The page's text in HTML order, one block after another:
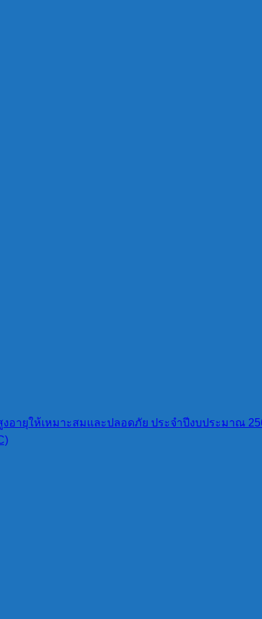
ายุให้เหมาะสมและปลอดภัย ประจำปีงบประมาณ
ระทรวงมหาดไทย เรื่อง การจัดตั้งองค์การบริหาร
ม ๒๕๓๙) และได้ยกฐานะจากองค์การบริหารส่วน
ผสมกับคนเผ่าไทยใหญ่ (ไต) และคนไทยภาคกลา
อจุดพักแรมของผู้คนที่เดินทาง จากอำเภอปายไปยัง
และหาของป่าและได้พบว่าพื้นที่บริเวณนี้ มีภูมิประ
นทร์,นายหวานตี๊,นายินตา และนายจองจาย กลุ่ม
สัตว์
ซึ่งอยู่ทางทิศตะวันตกเฉียงใต้ของบ้านสบป่อง ห่า
”
บด้วยครอบครัวายติ๊บ นวนคำ, นายหลู่ คำฟู, นายจ
วณ “ปากไม้แดง”
ที่อาศัยอยู่บริเวณใกล้เคียง อาทิ บ้านเมืองแพม(เผ่
ซึ่งใกล้ที่สุด การเดินทางสัญจรในช่วงนั้นต้องอาศัย
ไม่มี